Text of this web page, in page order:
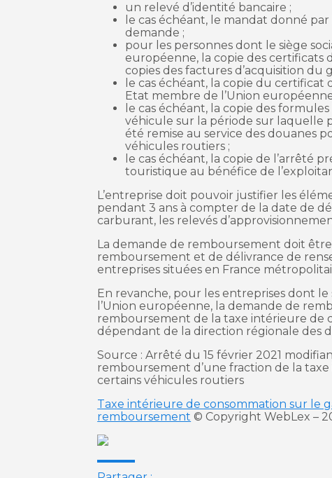
un relevé d’identité bancaire ;
le cas échéant, le mandat donné
demande ;
pour les personnes dont le siège
européenne, la copie des certificats
copies des factures d’acquisition du
le cas échéant, la copie du
Etat membre de l’Union
le cas échéant, la copie des
véhicule sur la période sur laquelle
été remise au service des douanes
véhicules routiers ;
le cas échéant, la copie de l’arrêté
touristique au bénéfice de
L’entreprise doit pouvoir justifier les
pendant 3 ans à compter de la date de
carburant, les relevés
La demande de remboursement doit
remboursement et de délivrance de
entreprises situées en France
En revanche, pour les entreprises dont
l’Union européenne, la demande de
remboursement de la taxe intérieure de
dépendant de la direction régionale des
Source : Arrêté du 15 février 2021
remboursement d’une fraction de la
certains véhicules routiers
Taxe intérieure de consommation sur le
remboursement © Copyright WebLex –